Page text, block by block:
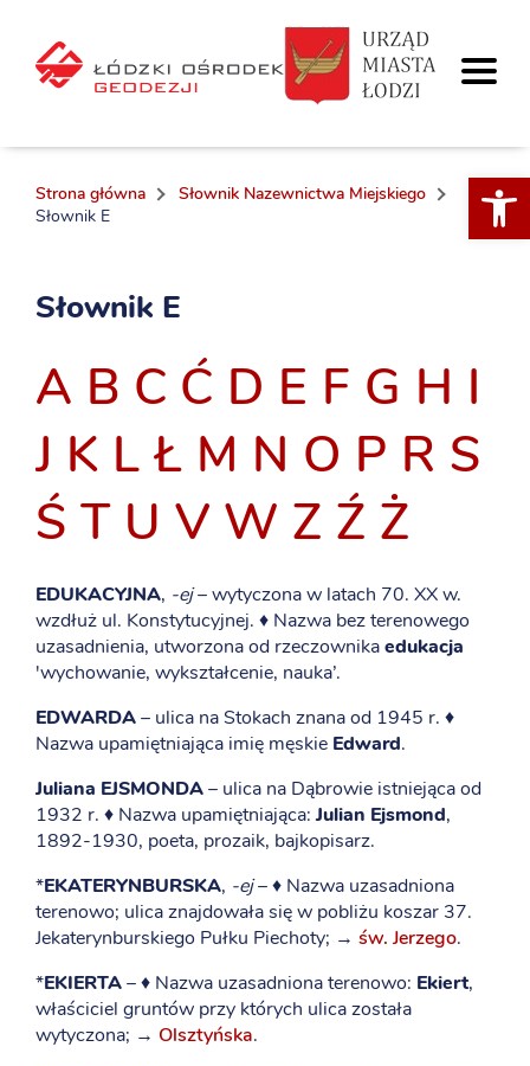
Strona główna
Słownik Nazewnictwa Miejskiego
Słownik E
Słownik E
A B C Ć D E F G H I
J K L Ł M N O P R S
Ś T U V W Z Ź Ż
EDUKACYJNA, -ej– wytyczona w latach 70. XX w.
wzdłuż ul. Konstytucyjnej. ♦ Nazwa bez terenowego
uzasadnienia, utworzona od rzeczownikaedukacja
'wychowanie, wykształcenie, nauka’.
EDWARDA– ulica na Stokach znana od 1945 r. ♦
Nazwa upamiętniająca imię męskie Edward.
Juliana EJSMONDA– ulica na Dąbrowie istniejąca od
1932 r. ♦ Nazwa upamiętniająca:Julian Ejsmond,
1892-1930, poeta, prozaik, bajkopisarz.
*EKATERYNBURSKA, -ej– ♦ Nazwa uzasadniona
terenowo; ulica znajdowała się w pobliżu koszar 37.
Jekaterynburskiego Pułku Piechoty; → św. Jerzego.
*EKIERTA– ♦ Nazwa uzasadniona terenowo: Ekiert,
właściciel gruntów przy których ulica została
wytyczona; → Olsztyńska.